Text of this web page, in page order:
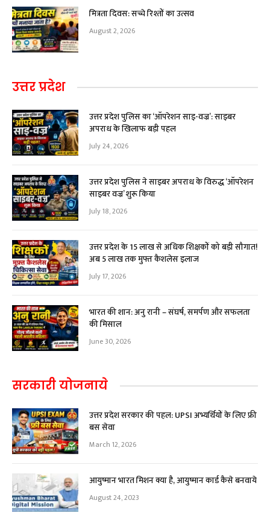
मित्रता दिवस: सच्चे रिश्तों का उत्सव
August 2, 2026
उत्तर प्रदेश
उत्तर प्रदेश पुलिस का ‘ऑपरेशन साइ-वज्र’: साइबर
अपराध के खिलाफ बड़ी पहल
July 24, 2026
उत्तर प्रदेश पुलिस ने साइबर अपराध के विरुद्ध ‘ऑपरेशन
साइबर वज्र’ शुरू किया
July 18, 2026
उत्तर प्रदेश के 15 लाख से अधिक शिक्षकों को बड़ी सौगात!
अब ₹5 लाख तक मुफ्त कैशलेस इलाज
July 17, 2026
भारत की शान: अनु रानी – संघर्ष, समर्पण और सफलता
की मिसाल
June 30, 2026
सरकारी योजनाये
उत्तर प्रदेश सरकार की पहल: UPSI अभ्यर्थियों के लिए फ्री
बस सेवा
March 12, 2026
आयुष्मान भारत मिशन क्या है, आयुष्मान कार्ड कैसे बनवाये
August 24, 2023